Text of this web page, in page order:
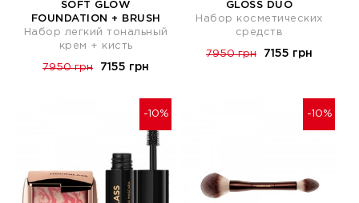
SOFT GLOW
FOUNDATION + BRUSH
Набор легкий тональный
крем + кисть
7950 грн 7155 грн
GLOSS DUO
Набор косметических
средств
7950 грн 7155 грн
-10% -10%